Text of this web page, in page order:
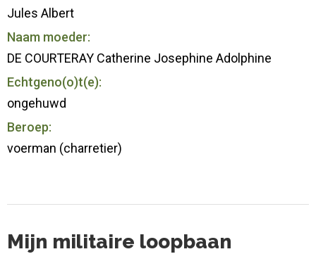
Jules Albert
Naam moeder:
DE COURTERAY Catherine Josephine Adolphine
Echtgeno(o)t(e):
ongehuwd
Beroep:
voerman (charretier)
Mijn militaire loopbaan